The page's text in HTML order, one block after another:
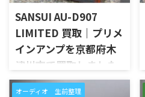
きました。今回のお品物は、
Markaudioのフルレンジユニッ
トを使用したNC10系のスピー
カーシステムで、左右ペアの音
出し状態、ユニットの状態、
無垢材エンクロージャー、スピ
ーカー端子、外観コンディショ
ン、元箱や取扱資料など付属品
SANSUI AU-D907
LIMITED 買取｜プリメ
インアンプを京都府木
津川市で買取しました
京都府木津川市で、SANSUIの
プリメインアンプ「AU-D907
オーディオ 生前整理